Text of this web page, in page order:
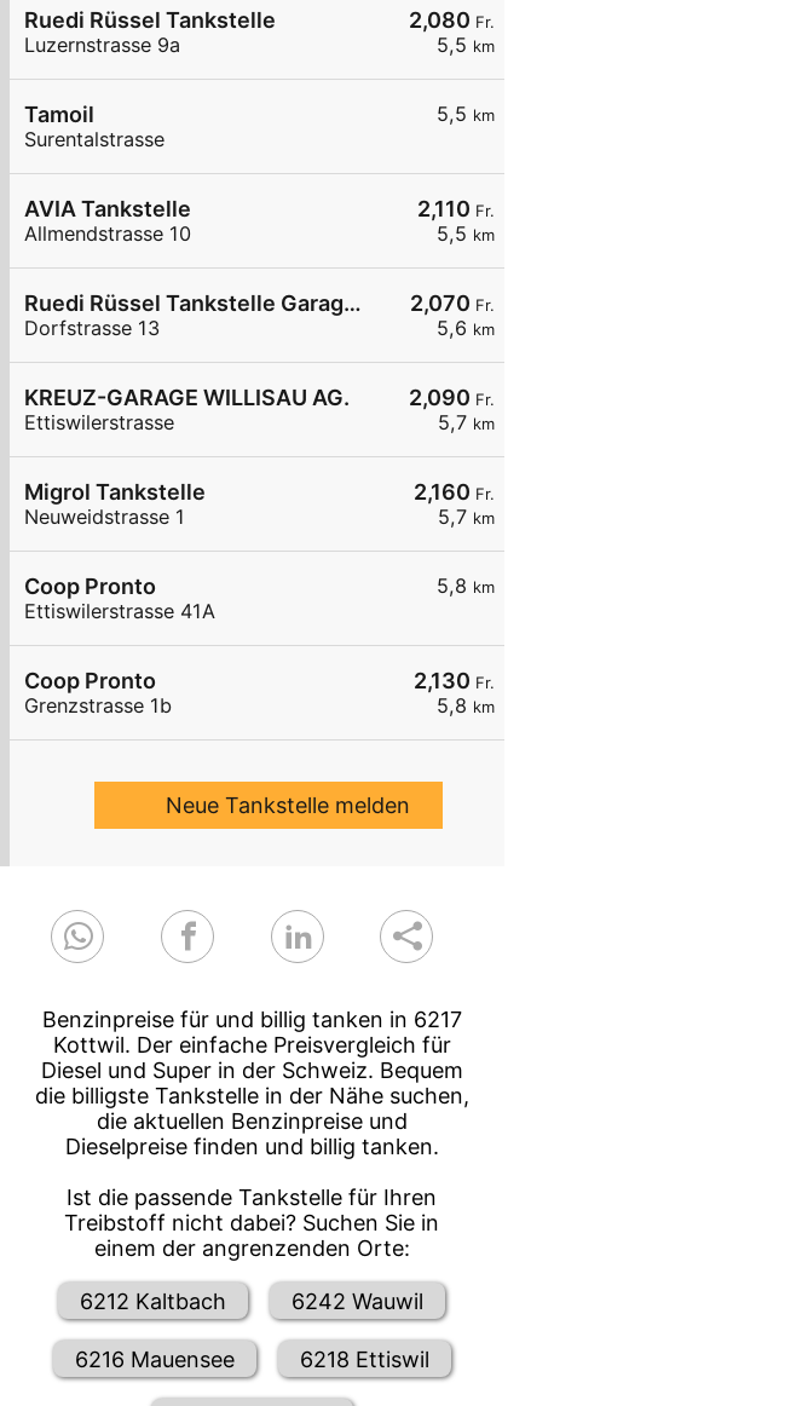
2,080 Fr.
5,5 km
Ruedi Rüssel Tankstelle
Luzernstrasse 9a
5,5 km
Tamoil
Surentalstrasse
2,110 Fr.
5,5 km
AVIA Tankstelle
Allmendstrasse 10
2,070 Fr.
5,6 km
Ruedi Rüssel Tankstelle Garage Pneuhaus Gettnau
Dorfstrasse 13
2,090 Fr.
5,7 km
KREUZ-GARAGE WILLISAU AG.
Ettiswilerstrasse
2,160 Fr.
5,7 km
Migrol Tankstelle
Neuweidstrasse 1
5,8 km
Coop Pronto
Ettiswilerstrasse 41A
2,130 Fr.
5,8 km
Coop Pronto
Grenzstrasse 1b
Neue Tankstelle melden
Benzinpreise für und billig tanken in 6217
Kottwil. Der einfache Preisvergleich für
Diesel und Super in der Schweiz. Bequem
die billigste Tankstelle in der Nähe suchen,
die aktuellen Benzinpreise und
Dieselpreise finden und billig tanken.
Ist die passende Tankstelle für Ihren
Treibstoff nicht dabei? Suchen Sie in
einem der angrenzenden Orte:
6212 Kaltbach 6242 Wauwil
6216 Mauensee 6218 Ettiswil